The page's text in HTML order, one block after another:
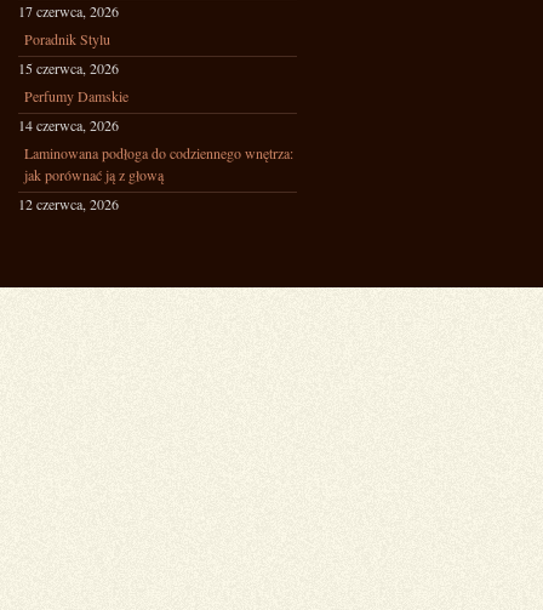
17 czerwca, 2026
Poradnik Stylu
15 czerwca, 2026
Perfumy Damskie
14 czerwca, 2026
Laminowana podłoga do codziennego wnętrza:
jak porównać ją z głową
12 czerwca, 2026